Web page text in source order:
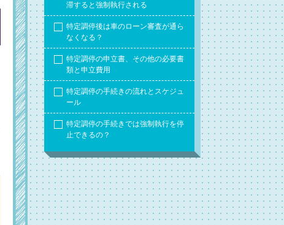
滞すると強制執行される
特定調停後は車のローン審査が通ら
なくなる？
特定調停の申立書、その他の必要書
類と申立費用
特定調停の手続きの流れとスケジュ
ール
特定調停の手続きでは強制執行を停
止できるの？